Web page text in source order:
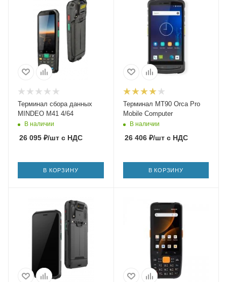
Терминал сбора данных
MINDEO M41 4/64
В наличии
26 095 ₽/шт с НДС
В КОРЗИНУ
Терминал MT90 Orca Pro
Mobile Computer
В наличии
26 406₽/штс НДС
В КОРЗИНУ